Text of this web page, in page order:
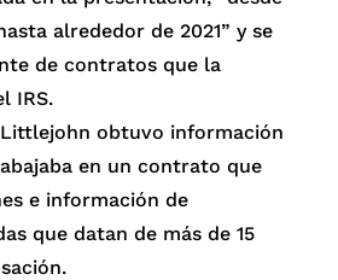
alrededor de 2021” y se
de contratos que la
IRS.
Littlejohn obtuvo información
en un contrato que
e información de
que datan de más de 15